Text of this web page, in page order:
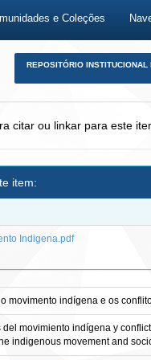
e Coleções
REPOSITÓRIO INSTITUCIONAL
citar ou linkar para este
item:
Indigena.pdf
movimento indígena e os
movimiento indígena y
indigenous movement and